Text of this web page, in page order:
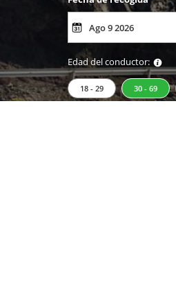
Edad del conductor:
18 - 29 30 - 69